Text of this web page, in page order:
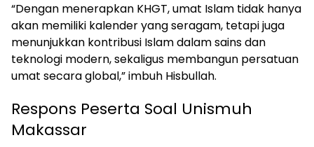
“Dengan menerapkan KHGT, umat Islam tidak hanya
akan memiliki kalender yang seragam, tetapi juga
menunjukkan kontribusi Islam dalam sains dan
teknologi modern, sekaligus membangun persatuan
umat secara global,” imbuh Hisbullah.
Respons Peserta Soal Unismuh
Makassar